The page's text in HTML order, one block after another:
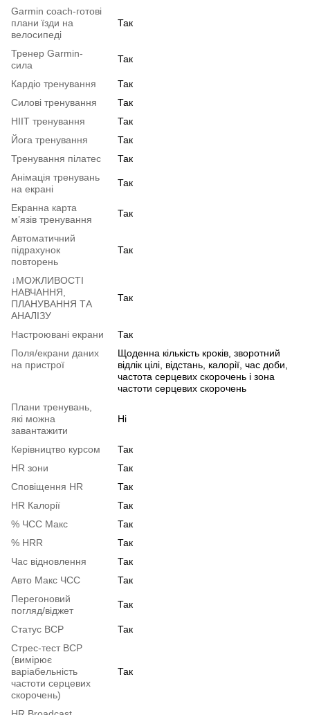
Garmin coach-готові
плани їзди на
велосипеді
Так
Тренер Garmin-
сила
Так
Кардіо тренування
Так
Силові тренування
Так
HIIT тренування
Так
Йога тренування
Так
Тренування пілатес
Так
Анімація тренувань
на екрані
Так
Екранна карта
м’язів тренування
Так
Автоматичний
підрахунок
повторень
Так
↓МОЖЛИВОСТІ
НАВЧАННЯ,
ПЛАНУВАННЯ ТА
АНАЛІЗУ
Так
Настроювані екрани
Так
Поля/екрани даних
на пристрої
Щоденна кількість кроків, зворотний
відлік цілі, відстань, калорії, час доби,
частота серцевих скорочень і зона
частоти серцевих скорочень
Плани тренувань,
які можна
завантажити
Ні
Керівництво курсом
Так
HR зони
Так
Сповіщення HR
Так
HR Калорії
Так
% ЧСС Макс
Так
% HRR
Так
Час відновлення
Так
Авто Макс ЧСС
Так
Перегоновий
погляд/віджет
Так
Статус ВСР
Так
Стрес-тест ВСР
(вимірює
варіабельність
частоти серцевих
скорочень)
Так